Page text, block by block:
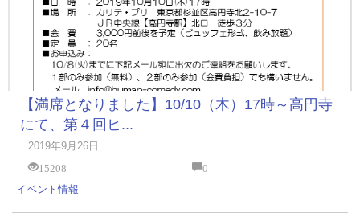
【満席となりました】10/10（木）17時～高円寺
にて、第４回ヒ...
2019年9月26日
15208
0
イベント情報